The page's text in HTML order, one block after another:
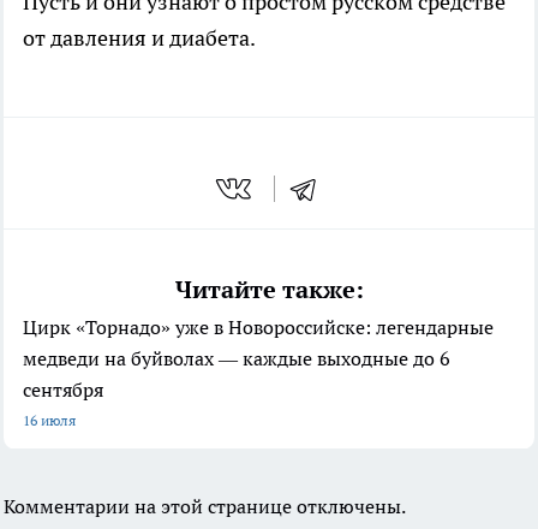
от давления и диабета.
Читайте также:
Цирк «Торнадо» уже в Новороссийске: легендарные
медведи на буйволах — каждые выходные до 6
сентября
16 июля
Комментарии на этой странице отключены.